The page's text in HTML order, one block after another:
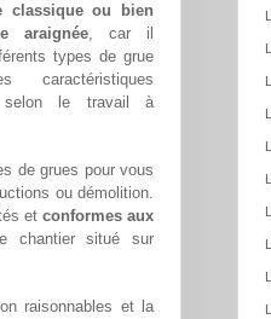
classique ou bien
araignée, car il
types de grue
caractéristiques
selon le travail à
de grues pour vous
ou démolition.
et conformes aux
chantier situé sur
raisonnables et la